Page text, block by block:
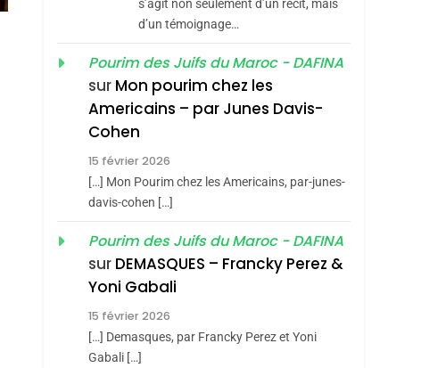
Maroc : Les Amandes
De Tafraout, Le Miel
De Tadla Azilal
Consacrés Produits
Du Terroir
DAFINA MAROC
Oeil Ravageur –
2
«Tu Dis Génocide, Je
Dis Guerre»: La
Nouvelle Chanson De
Boy George
ISRAÉL JUDAISME
s’agit non seulement d’un récit, mais
d’un témoignage…
Pourim des Juifs du Maroc - DAFINA
sur Mon pourim chez les
Americains – par Junes Davis-
Cohen
15 février 2026
[…] Mon Pourim chez les Americains, par-junes-
davis-cohen […]
Pourim des Juifs du Maroc - DAFINA
sur DEMASQUES – Francky Perez &
Yoni Gabali
15 février 2026
[…] Demasques, par Francky Perez et Yoni
Gabali […]